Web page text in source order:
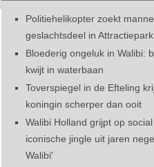
Politiehelikopter zoekt
geslachtsdeel in
Bloederig ongeluk in Walibi:
kwijt in waterbaan
Toverspiegel in de Efteling
koningin scherper dan ooit
Walibi Holland grijpt op
iconische jingle uit jaren
Walibi'